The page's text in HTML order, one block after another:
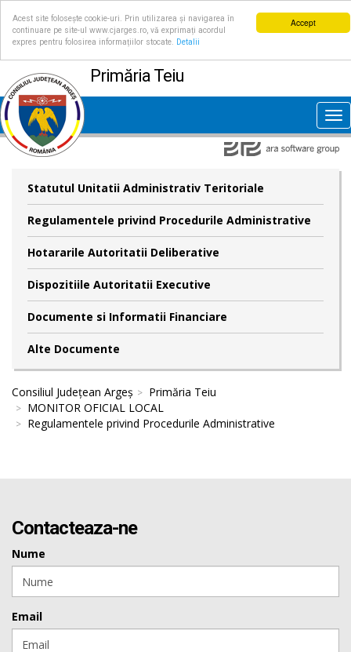
Accept
Acest site folosește cookie-uri. Prin utilizarea și navigarea în
continuare pe site-ul www.cjarges.ro, vă exprimați acordul
expres pentru folosirea informațiilor stocate.
Detalii
Primăria Teiu
Statutul Unitatii Administrativ Teritoriale
Regulamentele privind Procedurile Administrative
Hotararile Autoritatii Deliberative
Dispozitiile Autoritatii Executive
Documente si Informatii Financiare
Alte Documente
Consiliul Județean Argeș
Primăria Teiu
MONITOR OFICIAL LOCAL
Regulamentele privind Procedurile Administrative
Contacteaza-ne
Nume
Email